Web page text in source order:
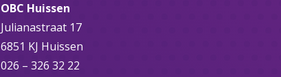
OBC Huissen
Julianastraat 17
6851 KJ Huissen
026 – 326 32 22